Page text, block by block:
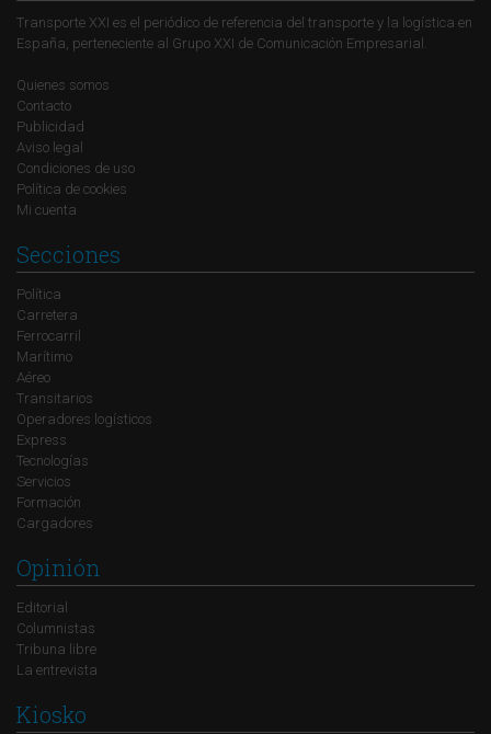
Transporte XXI es el periódico de referencia del transporte y la logística en
España, perteneciente al Grupo XXI de Comunicación Empresarial.
Quienes somos
Contacto
Publicidad
Aviso legal
Condiciones de uso
Política de cookies
Mi cuenta
Secciones
Política
Carretera
Ferrocarril
Marítimo
Aéreo
Transitarios
Operadores logísticos
Express
Tecnologías
Servicios
Formación
Cargadores
Opinión
Editorial
Columnistas
Tribuna libre
La entrevista
Kiosko